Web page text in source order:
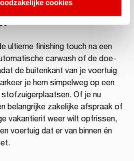
cookies
ultieme finishing touch na een
carwash of de doe-
de buitenkant van je voertuig
je hem simpelweg op een
Of je nu
belangrijke zakelijke afspraak of
vakantierit weer wilt opfrissen,
voertuig dat er van binnen én